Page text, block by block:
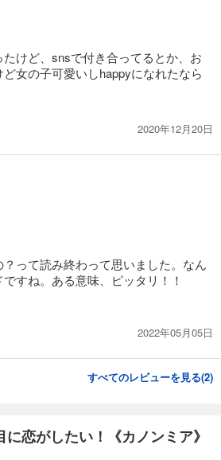
けど、snsで付き合ってるとか、お
女の子可愛いしhappyになれたなら
2020年12月20日
って読み終わって思いました。なん
すね。ある意味、ピッタリ！！
2022年05月05日
すべてのレビューを見る(2)
恋がしたい！《カノンミア》